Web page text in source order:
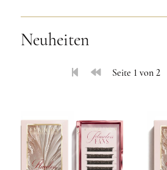
Neuheiten
Seite 1 von 2